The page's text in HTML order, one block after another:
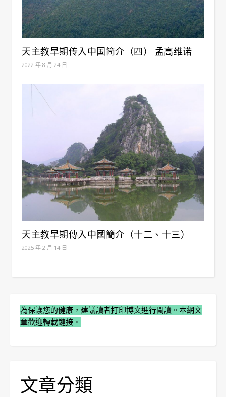
天主教早期传入中国简介（四） 孟高维诺
2022 年 8 月 24 日
天主教早期傳入中國簡介（十二、十三）
2025 年 2 月 14 日
為保護您的健康，建議讀者打印博文進行閲讀。本網文
章歡迎轉載鏈接。
文章分類